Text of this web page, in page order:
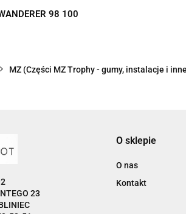
98 100
MZ (Części MZ Trophy - gumy, instalacje i
23
O sklepie
O nas
Kontakt